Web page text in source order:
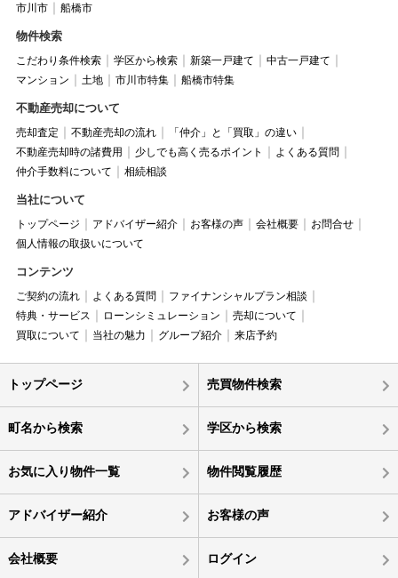
市川市 船橋市
物件検索
こだわり条件検索 学区から検索 新築一戸建て
中古一戸建て
マンション
土地 市川市特集 船橋市特集
不動産売却について
売却査定 不動産売却の流れ
「仲介」と「買取」の違い
不動産売却時の諸費用
少しでも高く売るポイント
よくある質問
仲介手数料について
相続相談
当社について
トップページ アドバイザー紹介 お客様の声 会社概要
お問合せ
個人情報の取扱いについて
コンテンツ
ご契約の流れ よくある質問
ファイナンシャルプラン相談
特典・サービス
ローンシミュレーション
売却について
買取について
当社の魅力 グループ紹介 来店予約
トップページ 売買物件検索
町名から検索 学区から検索
お気に入り物件一覧 物件閲覧履歴
アドバイザー紹介 お客様の声
会社概要 ログイン